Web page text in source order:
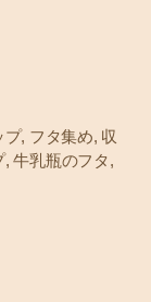
プ, フタ集め, 収
,牛乳瓶のフタ,